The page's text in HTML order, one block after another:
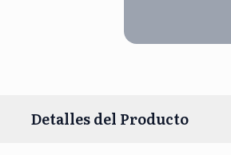
Detalles del Producto